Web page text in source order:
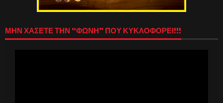
ΜΗΝ ΧΑΣΕΤΕ ΤΗΝ “ΦΩΝΗ” ΠΟΥ ΚΥΚΛΟΦΟΡΕΙ!!!